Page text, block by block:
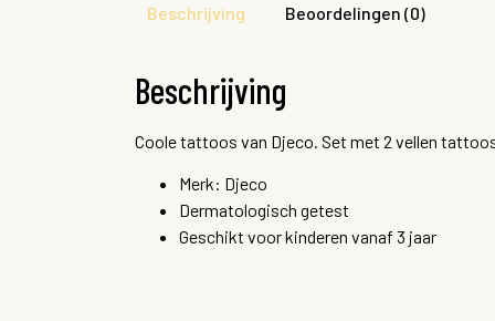
Beschrijving Beoordelingen (0)
Beschrijving
Coole tattoos van Djeco. Set met 2 vellen
Merk: Djeco
Dermatologisch getest
Geschikt voor kinderen vanaf 3 jaar